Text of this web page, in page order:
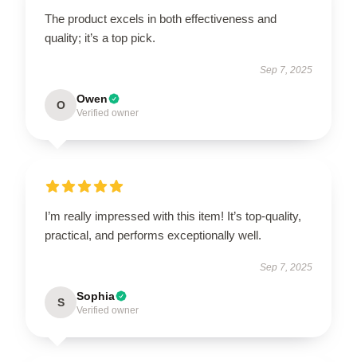
The product excels in both effectiveness and
quality; it’s a top pick.
Sep 7, 2025
O Owen
Verified owner
I’m really impressed with this item! It’s top-quality,
practical, and performs exceptionally well.
Sep 7, 2025
S Sophia
Verified owner